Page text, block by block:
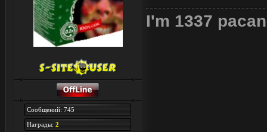
Сообщений: 745
Награды: 2
I'm 1337 pacan